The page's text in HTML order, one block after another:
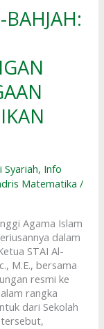
Syariah, Info
Matematika /
Agama Islam
dalam
STAI Al-
M.E., bersama
resmi ke
rangka
dari Sekolah